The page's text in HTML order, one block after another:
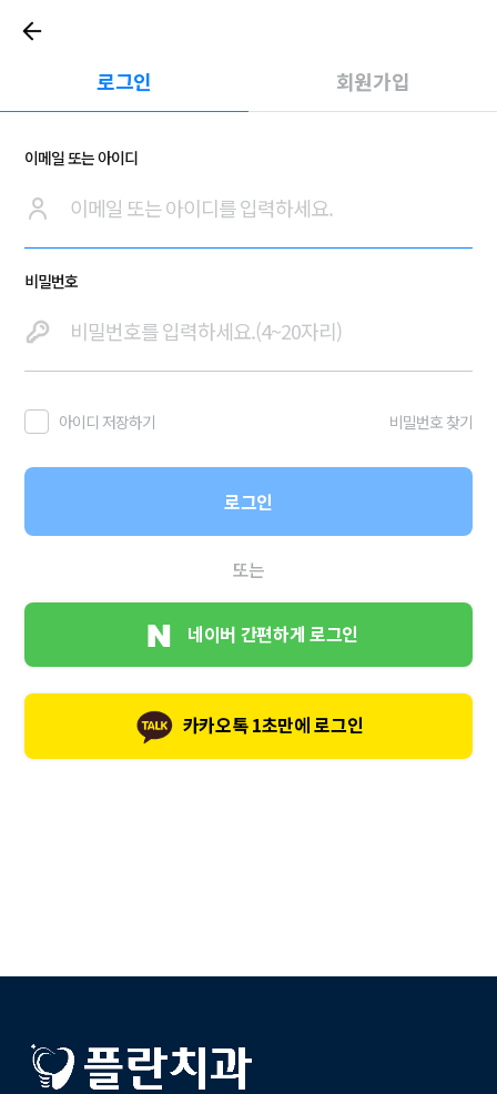
로그인 회원가입
이메일 또는 아이디
비밀번호
아이디 저장하기 비밀번호 찾기
로그인
또는
네이버 간편하게 로그인
카카오톡 1초만에 로그인